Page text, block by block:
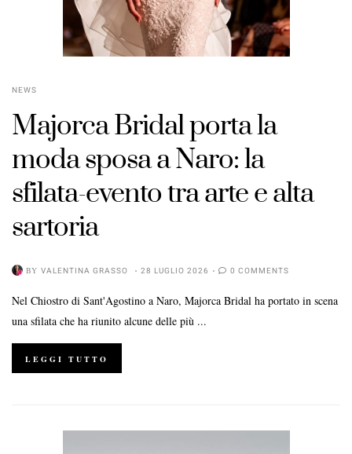
NEWS
Majorca Bridal porta la
moda sposa a Naro: la
sfilata-evento tra arte e alta
sartoria
BY VALENTINA GRASSO 28 LUGLIO 2026 0 COMMENTS
Nel Chiostro di Sant'Agostino a Naro, Majorca Bridal ha portato in scena
una sfilata che ha riunito alcune delle più ...
LEGGI TUTTO
POSTED